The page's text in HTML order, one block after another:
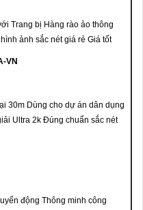
Trang bị Hàng rào ảo thông
ảnh sắc nét giá rẻ Giá tốt
VN
30m Dùng cho dự án dân dụng
Ultra 2k Đúng chuẩn sắc nét
động Thông minh công